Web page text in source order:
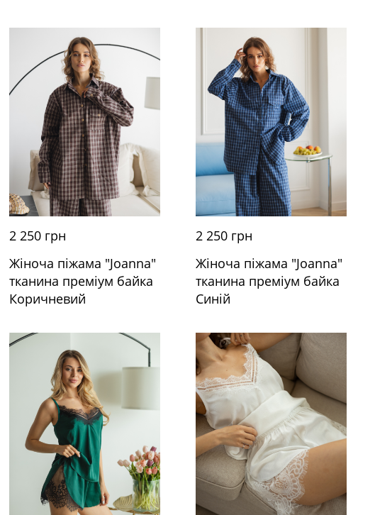
2 250 грн
Жіноча піжама "Joanna"
тканина преміум байка
Коричневий
2 250 грн
Жіноча піжама "Joanna"
тканина преміум байка
Синій